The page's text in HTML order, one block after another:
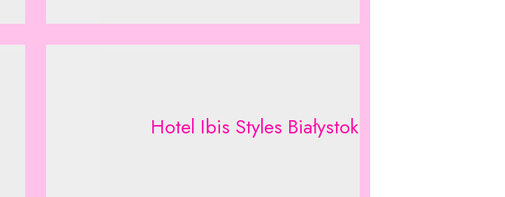
Hotel Ibis Styles Białystok